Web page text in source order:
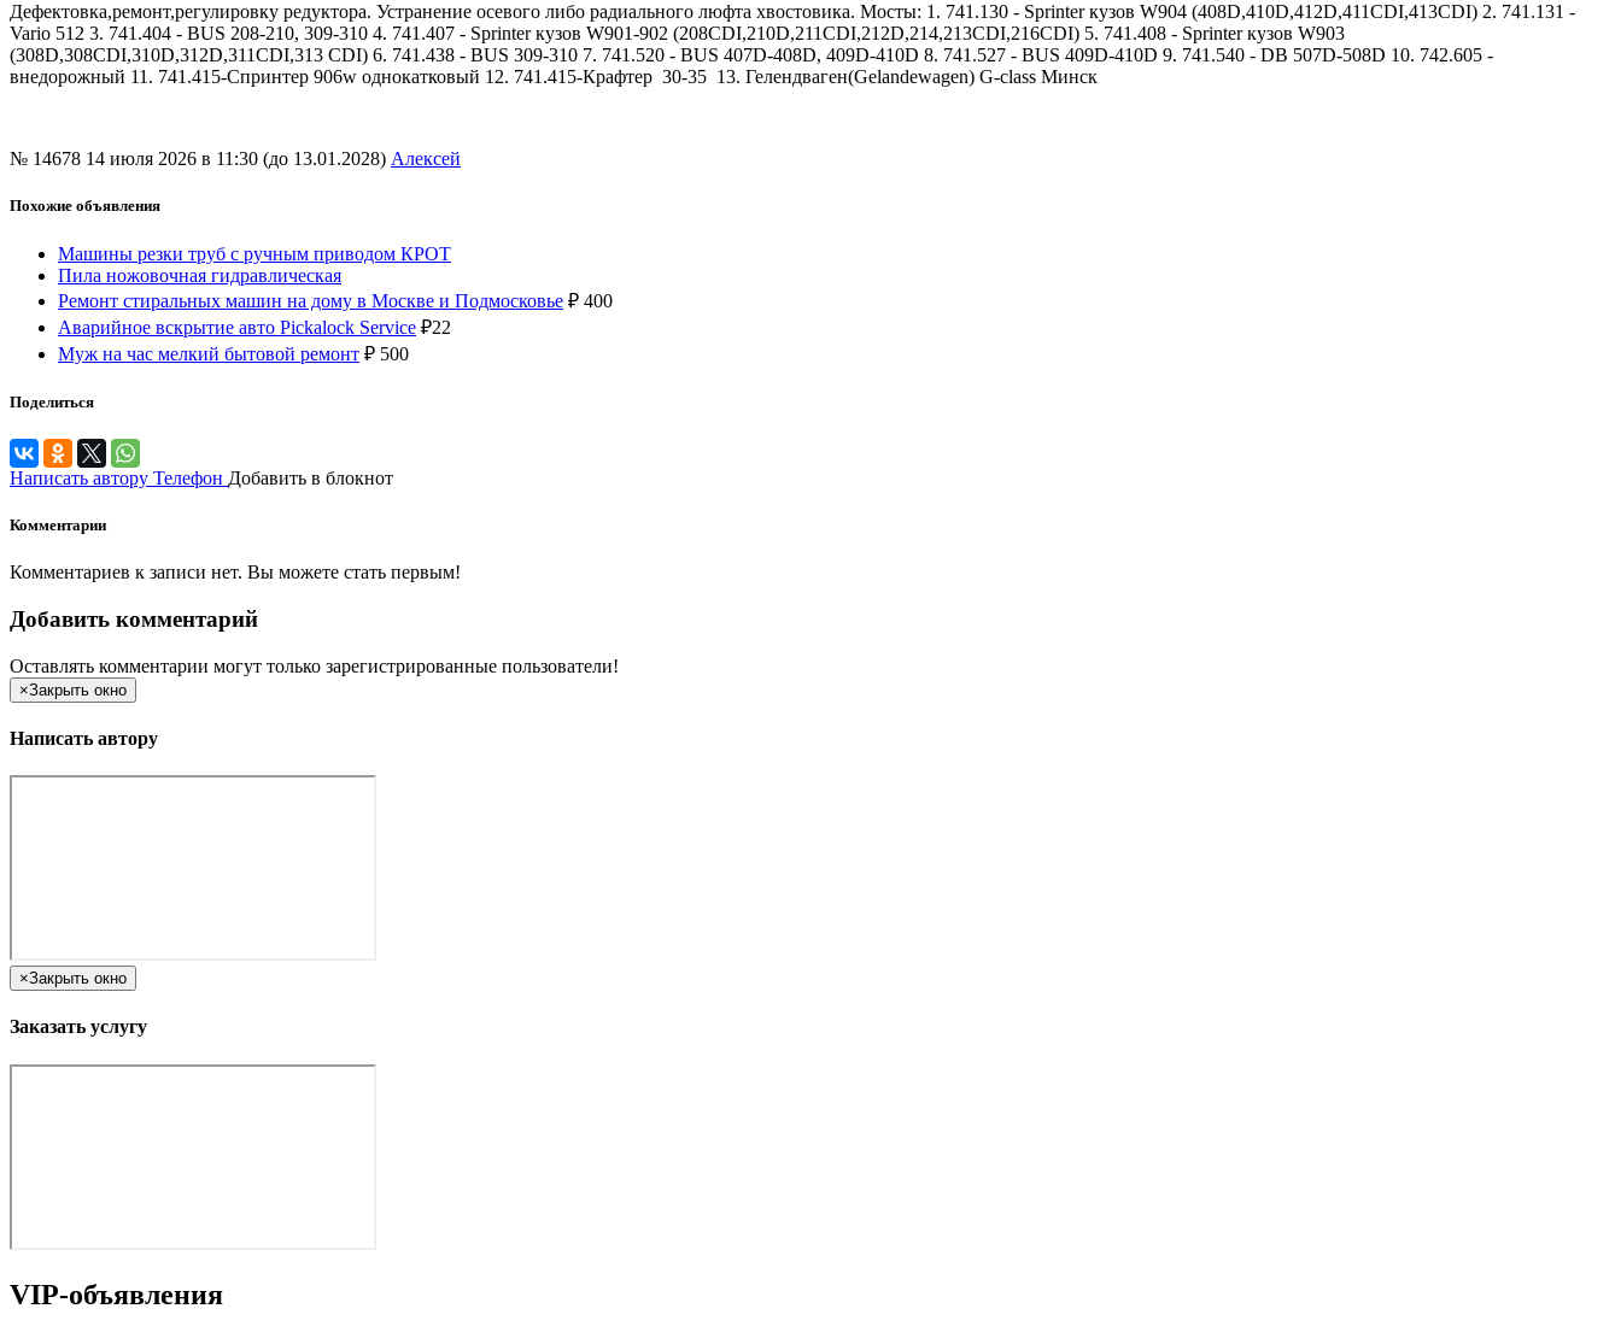
Дефектовка,ремонт,регулировку редуктора. Устранение осевого либо радиального люфта хвостовика. Мосты: 1. 741.130 - Sprinter кузов W904 (408D,410D,412D,411CDI,413CDI) 2. 741.131 -
Vario 512 3. 741.404 - BUS 208-210, 309-310 4. 741.407 - Sprinter кузов W901-902 (208CDI,210D,211CDI,212D,214,213CDI,216CDI) 5. 741.408 - Sprinter кузов W903
(308D,308CDI,310D,312D,311CDI,313 CDI) 6. 741.438 - BUS 309-310 7. 741.520 - BUS 407D-408D, 409D-410D 8. 741.527 - BUS 409D-410D 9. 741.540 - DB 507D-508D 10. 742.605 -
внедорожный 11. 741.415-Cпринтер 906w однокатковый 12. 741.415-Крафтер 30-35 13. Гелендваген(Gelandewagen) G-class Минск
№ 14678 14 июля 2026 в 11:30 (до 13.01.2028) Алексей
Похожие объявления
Машины резки труб с ручным приводом КРОТ
Пила ножовочная гидравлическая
Ремонт стиральных машин на дому в Москве и Подмосковье ₽ 400
Аварийное вскрытие авто Pickalock Service ₽22
Муж на час мелкий бытовой ремонт ₽ 500
Поделиться
Написать автору Телефон Добавить в блокнот
Комментарии
Комментариев к записи нет. Вы можете стать первым!
Добавить комментарий
Оставлять комментарии могут только зарегистрированные пользователи!
×Закрыть окно
Написать автору
×Закрыть окно
Заказать услугу
VIP-объявления